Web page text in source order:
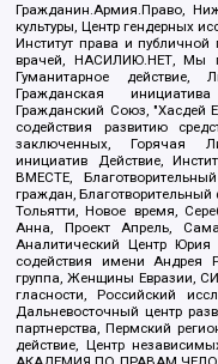
Гражданин.Армия.Право,
культуры, Центр гендерных
Институт права и
врачей, НАСИЛИЮ.НЕТ, Мы
Гуманитарное действие,
Гражданская
Гражданский Союз, "Хасдей
содействия развитию
заключенных, Горячая
инициатив Действие,
ВМЕСТЕ,
граждан,
Тольятти, Новое время,
Анна, Проект Апрель,
Аналитический Центр Юрия
содействия имени Андрея
группа, Женщины Евразии,
гласности, Российский
Дальневосточный центр
партнерства, Пермский
действие, Центр